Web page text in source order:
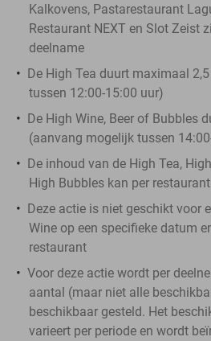
Kalkovens, Pastarestaurant
Restaurant NEXT en Slot Zeist
deelname
De High Tea duurt maximaal
tussen 12:00-15:00 uur)
De High Wine, Beer of Bubbles
(aanvang mogelijk tussen
De inhoud van de High Tea,
High Bubbles kan per
Deze actie is niet geschikt voor
Wine op een specifieke datum
restaurant
Voor deze actie wordt per
aantal (maar niet alle
beschikbaar gesteld. Het
varieert per periode en wordt